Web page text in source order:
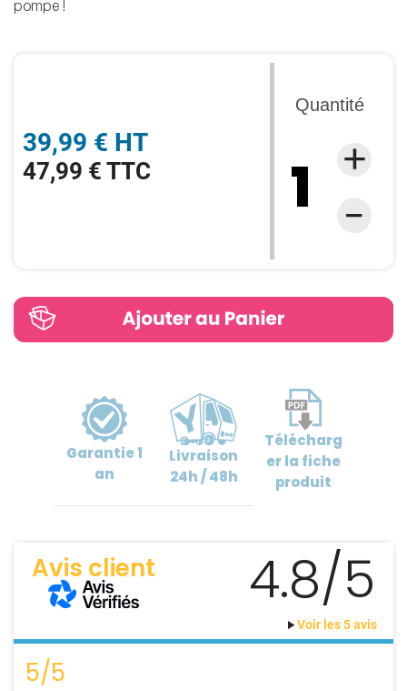
39,99 € HT
47,99 € TTC
Quantité
pompe !
Garantie1
an
Livraison
24h / 48h
Télécharg
erla fiche
produit
Avis client 4.8/5
Voir les 5 avis
5/5